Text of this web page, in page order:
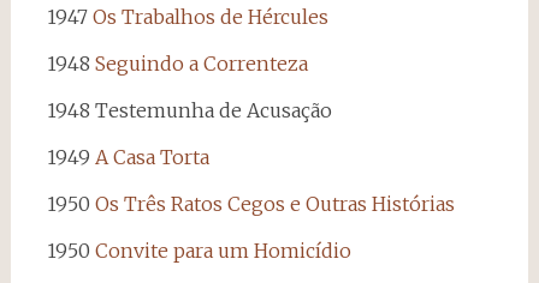
1947 Os Trabalhos de Hércules
1948 Seguindo a Correnteza
1948 Testemunha de Acusação
1949 A Casa Torta
1950 Os Três Ratos Cegos e Outras Histórias
1950 Convite para um Homicídio